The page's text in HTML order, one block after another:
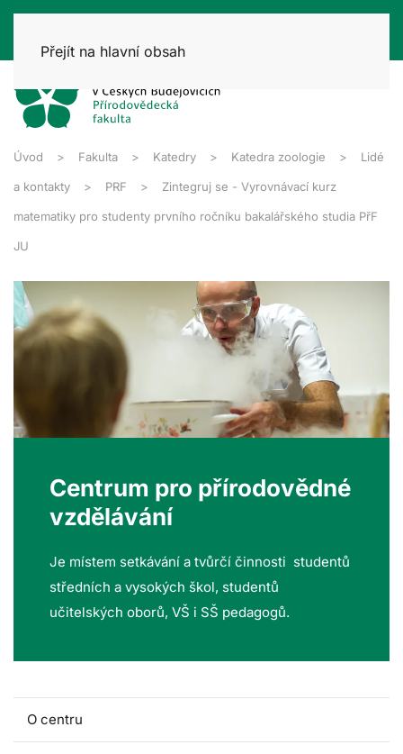
Přejít na hlavní obsah
Úvod Fakulta Katedry Katedra zoologie Lidé
a kontakty PRF Zintegruj se - Vyrovnávací kurz
matematiky pro studenty prvního ročníku bakalářského studia PřF
JU
Centrum pro přírodovědné
vzdělávání
Je místem setkávání a tvůrčí činnosti studentů
středních a vysokých škol, studentů
učitelských oborů, VŠ i SŠ pedagogů.
O centru